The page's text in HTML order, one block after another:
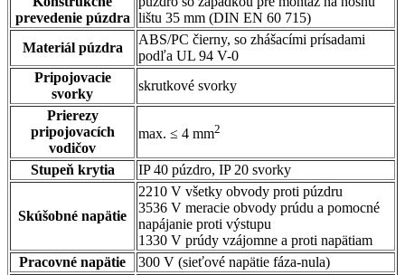
prevedenie púzdra lištu 35 mm (DIN EN 60 715)
Materiál púzdra
ABS/PC čierny, so zhášacími prísadami
podľa UL 94 V-0
Pripojovacie
svorky
skrutkové svorky
Prierezy
pripojovacích
vodičov
max. ≤ 4 mm2
Stupeň krytia IP 40 púzdro, IP 20 svorky
Skúšobné napätie
2210 V všetky obvody proti púzdru
3536 V meracie obvody prúdu a pomocné
napájanie proti výstupu
1330 V prúdy vzájomne a proti napätiam
Pracovné napätie
300 V (sieťové napätie fáza-nula)